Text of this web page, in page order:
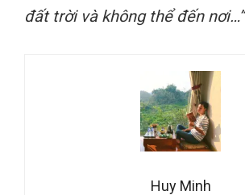
đất trời và không thể đến nơi…”
Huy Minh